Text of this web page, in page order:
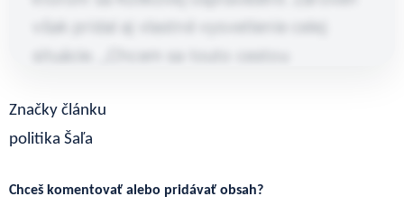
Prečítaj celý článok
Značky článku
politika Šaľa
Chceš komentovať alebo pridávať obsah?